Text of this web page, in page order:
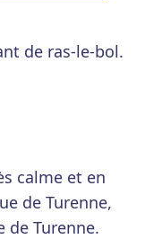
de ras-le-bol.
calme et en
de Turenne,
de Turenne.